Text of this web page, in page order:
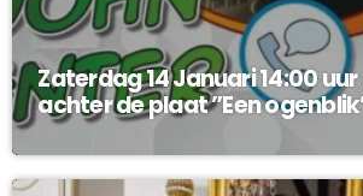
Zaterdag 14 Januari 14:00
achter de plaat ”Een
Enter !